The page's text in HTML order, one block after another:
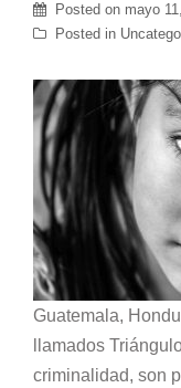
Posted on mayo
Posted in
Guatemala,
llamados
criminalidad, son